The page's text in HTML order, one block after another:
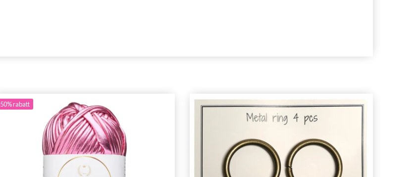
50%rabatt